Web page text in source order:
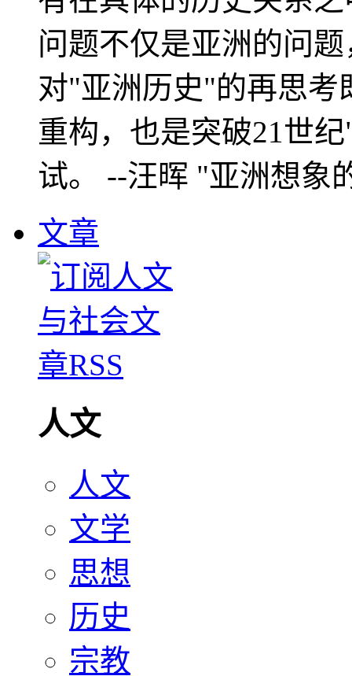
问题不仅是亚洲的问
对"亚洲历史"的再思考
重构，也是突破21世
试。 --汪晖 "亚洲想象
文章
人文
人文
文学
思想
历史
宗教